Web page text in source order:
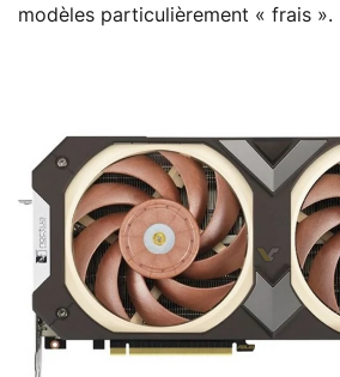
modèles particulièrement « frais ».